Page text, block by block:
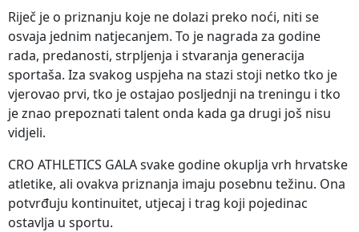
Riječ je o priznanju koje ne dolazi preko noći, niti se
osvaja jednim natjecanjem. To je nagrada za godine
rada, predanosti, strpljenja i stvaranja generacija
sportaša. Iza svakog uspjeha na stazi stoji netko tko je
vjerovao prvi, tko je ostajao posljednji na treningu i tko
je znao prepoznati talent onda kada ga drugi još nisu
vidjeli.
CRO ATHLETICS GALA svake godine okuplja vrh hrvatske
atletike, ali ovakva priznanja imaju posebnu težinu. Ona
potvrđuju kontinuitet, utjecaj i trag koji pojedinac
ostavlja u sportu.